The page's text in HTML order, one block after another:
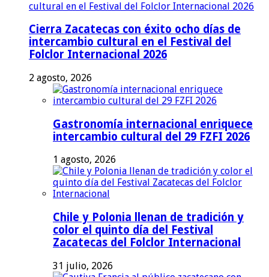
Cierra Zacatecas con éxito ocho días de
intercambio cultural en el Festival del
Folclor Internacional 2026
2 agosto, 2026
Gastronomía internacional enriquece
intercambio cultural del 29 FZFI 2026
1 agosto, 2026
Chile y Polonia llenan de tradición y
color el quinto día del Festival
Zacatecas del Folclor Internacional
31 julio, 2026